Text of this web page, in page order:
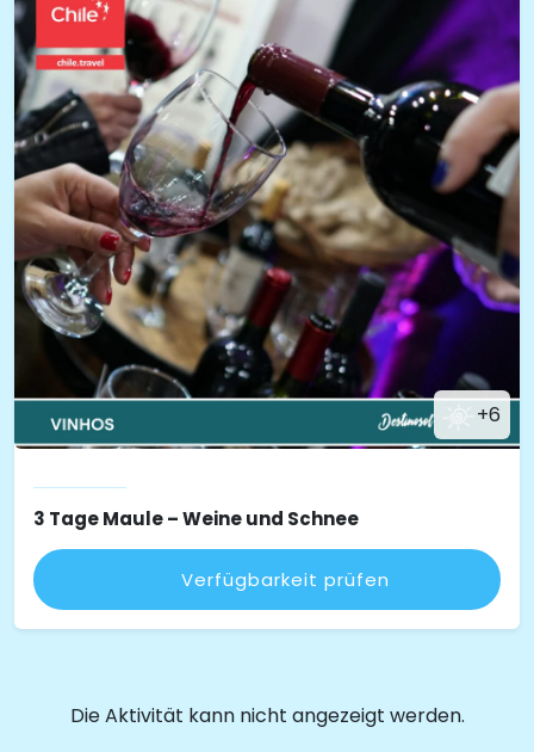
+6
3 Tage Maule – Weine und Schnee
Verfügbarkeit prüfen
Die Aktivität kann nicht angezeigt werden.